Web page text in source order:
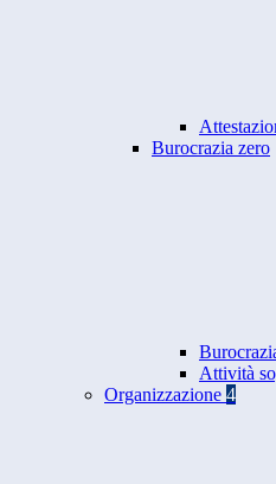
Burocrazia zero
Attività
Organizzazione 4